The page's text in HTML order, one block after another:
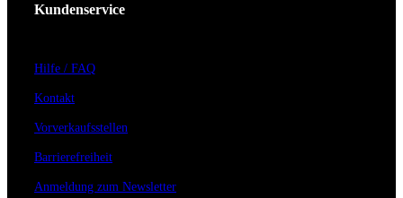
Kundenservice
Hilfe / FAQ
Kontakt
Vorverkaufsstellen
Barrierefreiheit
Anmeldung zum Newsletter